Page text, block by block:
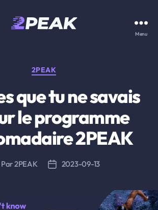
Menu
Catégories
2PEAK
que tu ne savais
le programme
2PEAK
Par2PEAK
Date2023-09-13